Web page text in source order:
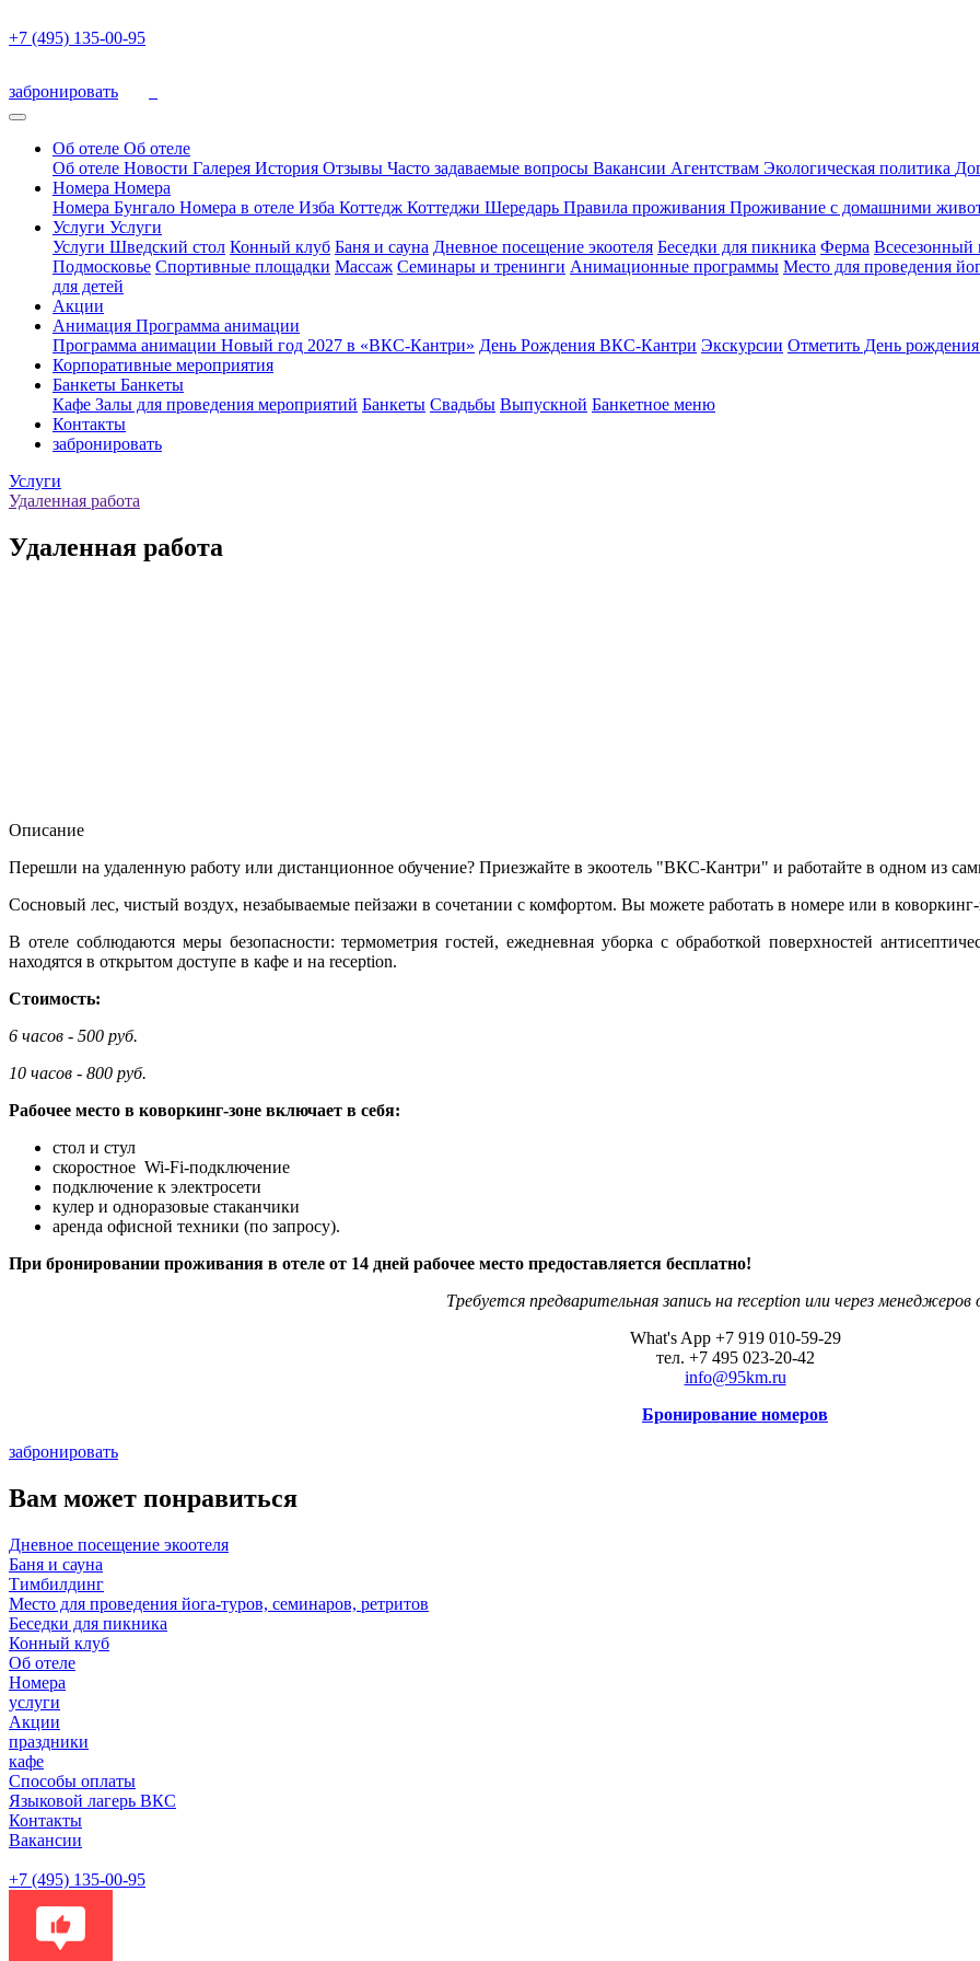
+7 (495) 135-00-95
забронировать
Об отеле Об отеле
Об отеле Новости Галерея История Отзывы Часто задаваемые вопросы Вакансии Агентствам Экологическая политика
Номера Номера
Номера Бунгало Номера в отеле Изба Коттедж Коттеджи Шередарь Правила проживания Проживание с домашними
Услуги Услуги
Услуги Шведский стол Конный клуб Баня и сауна Дневное посещение экоотеля Беседки для пикника Ферма Всесезонный
Подмосковье Спортивные площадки Массаж Семинары и тренинги Анимационные программы Место для проведения
для детей
Акции
Анимация Программа анимации
Программа анимации Новый год 2027 в «ВКС-Кантри» День Рождения ВКС-Кантри Экскурсии Отметить День рождения
Корпоративные мероприятия
Банкеты Банкеты
Кафе Залы для проведения мероприятий Банкеты Свадьбы Выпускной Банкетное меню
Контакты
забронировать
Услуги
Удаленная работа
Удаленная работа
Описание
Перешли на удаленную работу или дистанционное обучение? Приезжайте в экоотель "ВКС-Кантри" и работайте в одном из
Сосновый лес, чистый воздух, незабываемые пейзажи в сочетании с комфортом. Вы можете работать в номере или в коворкинг-
В отеле соблюдаются меры безопасности: термометрия гостей, ежедневная уборка с обработкой поверхностей
находятся в открытом доступе в кафе и на reception.
Стоимость:
6 часов - 500 руб.
10 часов - 800 руб.
Рабочее место в коворкинг-зоне включает в себя:
стол и стул
скоростное Wi-Fi-подключение
подключение к электросети
кулер и одноразовые стаканчики
аренда офисной техники (по запросу).
При бронировании проживания в отеле от 14 дней рабочее место предоставляется бесплатно!
Требуется предварительная запись на reception или через менеджеров
What's App +7 919 010-59-29
тел. +7 495 023-20-42
info@95km.ru
Бронирование номеров
забронировать
Вам может понравиться
Дневное посещение экоотеля
Баня и сауна
Тимбилдинг
Место для проведения йога-туров, семинаров, ретритов
Беседки для пикника
Конный клуб
Об отеле
Номера
услуги
Акции
праздники
кафе
Способы оплаты
Языковой лагерь ВКС
Контакты
Вакансии
+7 (495) 135-00-95